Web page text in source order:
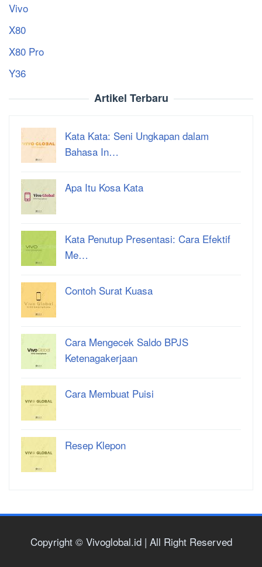
Vivo
X80
X80 Pro
Y36
Artikel Terbaru
Kata Kata: Seni Ungkapan dalam
Bahasa In…
Apa Itu Kosa Kata
Kata Penutup Presentasi: Cara Efektif
Me…
Contoh Surat Kuasa
Cara Mengecek Saldo BPJS
Ketenagakerjaan
Cara Membuat Puisi
Resep Klepon
Copyright © Vivoglobal.id | All Right Reserved